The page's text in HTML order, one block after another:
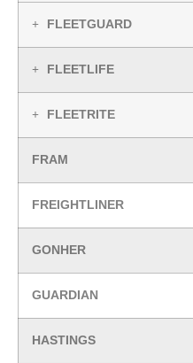
FLEETGUARD
FLEETLIFE
FLEETRITE
FRAM
FREIGHTLINER
GONHER
GUARDIAN
HASTINGS